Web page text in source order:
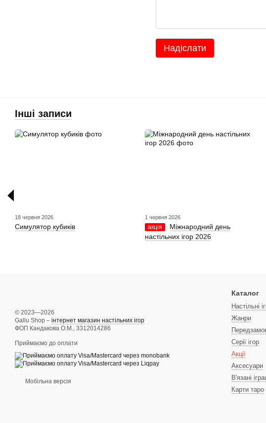
Надіслати
Інші записи
18 червня 2026
Симулятор кубиків
1 червня 2026
акція
Міжнародний день
настільних ігор 2026
© 2023—2026
Gallu Shop – інтернет магазин настільних ігор
ФОП Кандакова О.М., 3312014286
Приймаємо до оплати
Мобільна версія
Каталог
Настільні
Жанри
Серії ігор
Акції
Аксесуари
В'язані
Карти таро